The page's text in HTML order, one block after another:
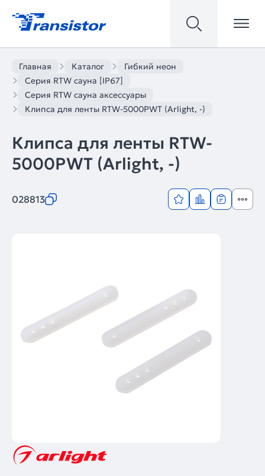
Главная Каталог
Гибкий неон
Серия RTW сауна [IP67]
Серия RTW сауна аксессуары
Клипса для ленты RTW-5000PWT (Arlight, -)
Клипса для ленты RTW-
5000PWT (Arlight, -)
028813